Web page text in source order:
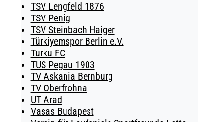
TSV Lengfeld 1876
TSV Penig
TSV Steinbach Haiger
Türkiyemspor Berlin e.V.
Turku FC
TUS Pegau 1903
TV Askania Bernburg
TV Oberfrohna
UT Arad
Vasas Budapest